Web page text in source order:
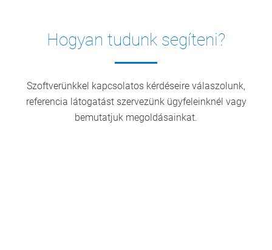
Hogyan tudunk segíteni?
Szoftverünkkel kapcsolatos kérdéseire válaszolunk,
referencia látogatást szervezünk ügyfeleinknél vagy
bemutatjuk megoldásainkat.